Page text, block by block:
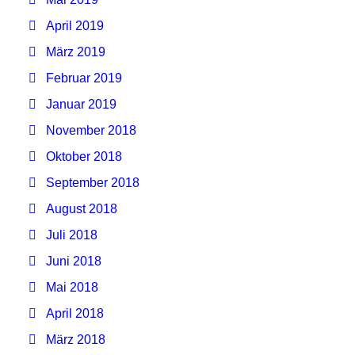
April 2019
März 2019
Februar 2019
Januar 2019
November 2018
Oktober 2018
September 2018
August 2018
Juli 2018
Juni 2018
Mai 2018
April 2018
März 2018